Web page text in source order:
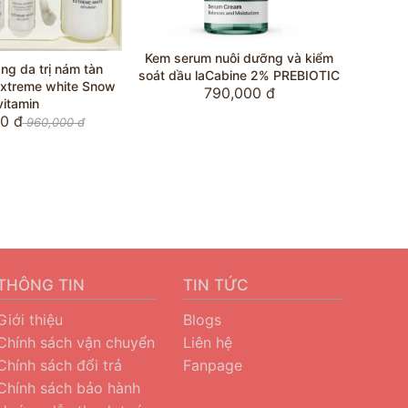
serum nuôi dưỡng và kiểm
dầu laCabine 2% PREBIOTIC
790,000 đ
Nước tẩy trang 3 trong 1, Làm
sạch - Dưỡng ẩm - Trẻ hóa
laCabine
TIN
thiệu
sách vận chuyển
sách đổi trả
sách bảo hành
TIN TỨC
Blogs
Liên hệ
Fanpage